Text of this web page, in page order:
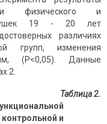
физического и
19 - 20 лет
различиях
групп, изменения
(Р<0,05). Данные
2.
Таблица 2.
и